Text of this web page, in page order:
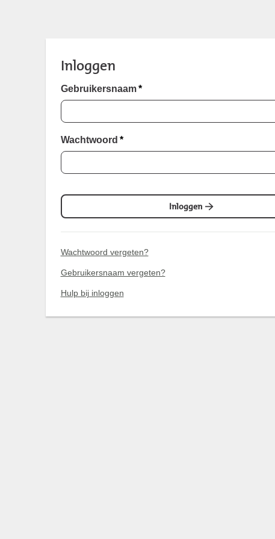
Inloggen
Gebruikersnaam *
Wachtwoord *
Inloggen
Wachtwoord vergeten?
Gebruikersnaam vergeten?
Hulp bij inloggen